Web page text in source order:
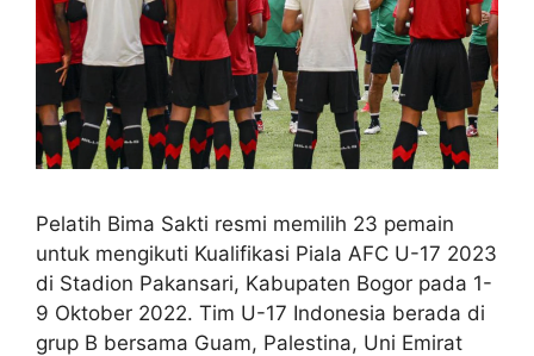
Pelatih Bima Sakti resmi memilih 23 pemain
untuk mengikuti Kualifikasi Piala AFC U-17 2023
di Stadion Pakansari, Kabupaten Bogor pada 1-
9 Oktober 2022. Tim U-17 Indonesia berada di
grup B bersama Guam, Palestina, Uni Emirat